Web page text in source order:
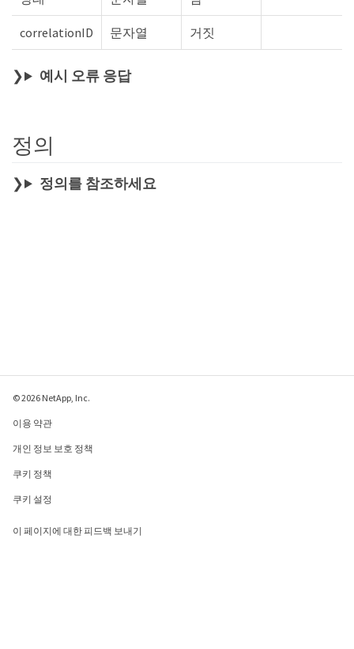
correlationID 문자열 거짓
예시 오류 응답
정의
정의를 참조하세요
© 2026 NetApp, Inc.
이용 약관
개인 정보 보호 정책
쿠키 정책
쿠키 설정
이 페이지에 대한 피드백 보내기